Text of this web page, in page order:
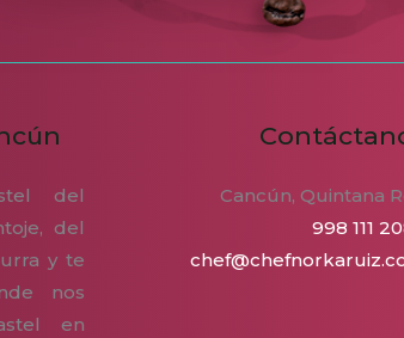
del
del
y te
nos
en
Cancún, Quintana
998 111